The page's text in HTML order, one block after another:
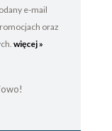
e-mail
oraz
więcej »